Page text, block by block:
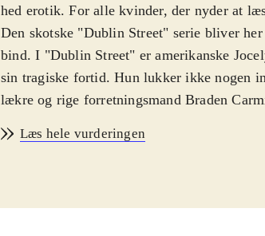
hed erotik. For alle kvinder, der nyder at
Den skotske "Dublin Street" serie bliver
bind. I "Dublin Street" er amerikanske
sin tragiske fortid. Hun lukker ikke nogen
lækre og rige forretningsmand Braden
kollega, Johanna følger vi i "London
forelsker sig i den sexede og fattige
Læs hele vurderingen